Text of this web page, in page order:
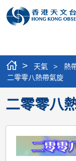
> 天氣 > 熱
二零零八熱帶氣旋
二零零八